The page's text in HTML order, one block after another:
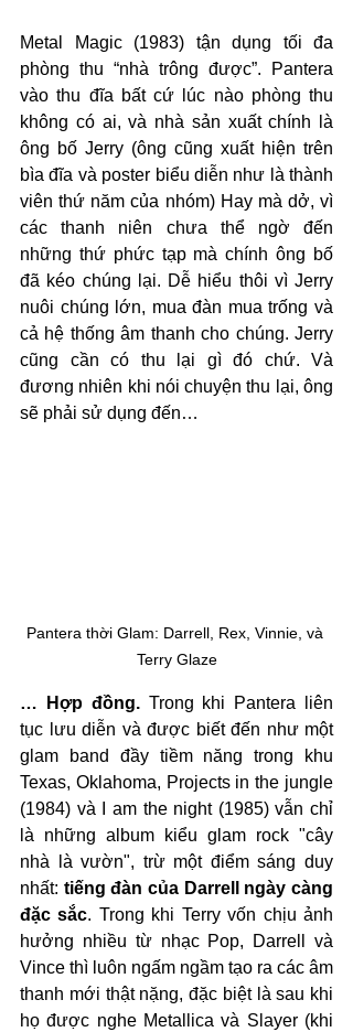
Metal Magic (1983) tận dụng tối đa
phòng thu “nhà trông được”. Pantera
vào thu đĩa bất cứ lúc nào phòng thu
không có ai, và nhà sản xuất chính là
ông bố Jerry (ông cũng xuất hiện trên
bìa đĩa và poster biểu diễn như là thành
viên thứ năm của nhóm) Hay mà dở, vì
các thanh niên chưa thể ngờ đến
những thứ phức tạp mà chính ông bố
đã kéo chúng lại. Dễ hiểu thôi vì Jerry
nuôi chúng lớn, mua đàn mua trống và
cả hệ thống âm thanh cho chúng. Jerry
cũng cần có thu lại gì đó chứ. Và
đương nhiên khi nói chuyện thu lại, ông
sẽ phải sử dụng đến…
Pantera thời Glam: Darrell, Rex, Vinnie, và
Terry Glaze
… Hợp đồng. Trong khi Pantera liên
tục lưu diễn và được biết đến như một
glam band đầy tiềm năng trong khu
Texas, Oklahoma, Projects in the jungle
(1984) và I am the night (1985) vẫn chỉ
là những album kiểu glam rock "cây
nhà là vườn", trừ một điểm sáng duy
nhất: tiếng đàn của Darrell ngày càng
đặc sắc. Trong khi Terry vốn chịu ảnh
hưởng nhiều từ nhạc Pop, Darrell và
Vince thì luôn ngấm ngầm tạo ra các âm
thanh mới thật nặng, đặc biệt là sau khi
họ được nghe Metallica và Slayer (khi